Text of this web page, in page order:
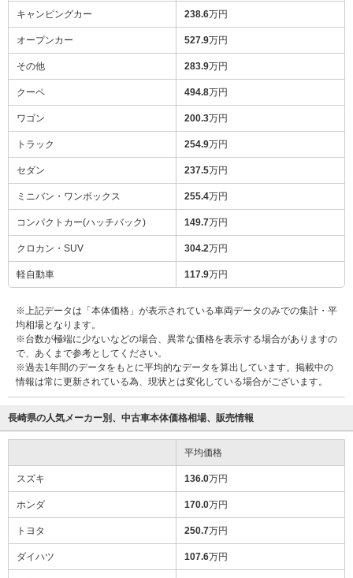
キャンピングカー 238.6万円
オープンカー 527.9万円
その他 283.9万円
クーペ 494.8万円
ワゴン 200.3万円
トラック 254.9万円
セダン 237.5万円
ミニバン・ワンボックス 255.4万円
コンパクトカー(ハッチバック) 149.7万円
クロカン・SUV 304.2万円
軽自動車 117.9万円
※上記データは「本体価格」が表示されている車両データのみでの集計・平
均相場となります。
※台数が極端に少ないなどの場合、異常な価格を表示する場合がありますの
で、あくまで参考としてください。
※過去1年間のデータをもとに平均的なデータを算出しています。掲載中の
情報は常に更新されている為、現状とは変化している場合がございます。
長崎県の人気メーカー別、中古車本体価格相場、販売情報
平均価格
スズキ 136.0万円
ホンダ 170.0万円
トヨタ 250.7万円
ダイハツ 107.6万円